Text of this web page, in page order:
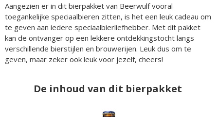
Aangezien er in dit bierpakket van Beerwulf vooral
toegankelijke speciaalbieren zitten, is het een leuk cadeau om
te geven aan iedere speciaalbierliefhebber. Met dit pakket
kan de ontvanger op een lekkere ontdekkingstocht langs
verschillende bierstijlen en brouwerijen. Leuk dus om te
geven, maar zeker ook leuk voor jezelf, cheers!
De inhoud van dit bierpakket